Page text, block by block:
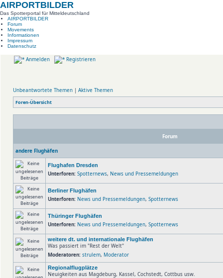
AIRPORTBILDER
Das Spotterportal für Mitteldeutschland
AIRPORTBILDER
Forum
Movements
Informationen
Impressum
Datenschutz
Anmelden Registrieren
Unbeantwortete Themen | Aktive Themen
Foren-Übersicht
Forum
andere Flughäfen
Flughafen Dresden
Unterforen: Spotternews, News und Pressemeldungen
Berliner Flughäfen
Unterforen: News und Pressemeldungen, Spotternews
Thüringer Flughäfen
Unterforen: News und Pressemeldungen, Spotternews
weitere dt. und internationale Flughäfen
Was passiert im "Rest der Welt"
Moderatoren: strulem, Moderator
Regionalflugplätze
Neuigkeiten aus Magdeburg, Kassel, Cochstedt, Cottbus usw.